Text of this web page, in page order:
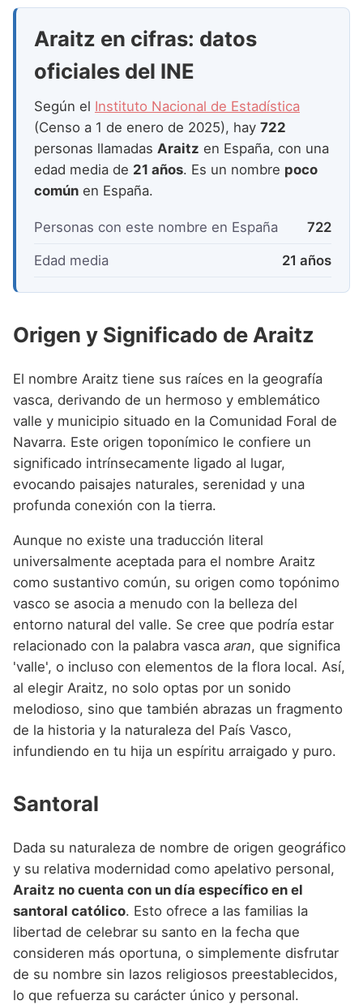
Nombres de Niña que empiezan por X
Nombres de Niña que empiezan por Y
Nombres de Niña que empiezan por Z
Araitz en cifras: datos
oficiales del INE
Según el Instituto Nacional de Estadística
(Censo a 1 de enero de 2025), hay 722
personas llamadas Araitz en España, con una
edad media de 21 años. Es un nombre poco
común en España.
Personas con este nombre en España 722
Edad media 21 años
Origen y Significado de Araitz
El nombre Araitz tiene sus raíces en la geografía
vasca, derivando de un hermoso y emblemático
valle y municipio situado en la Comunidad Foral de
Navarra. Este origen toponímico le confiere un
significado intrínsecamente ligado al lugar,
evocando paisajes naturales, serenidad y una
profunda conexión con la tierra.
Aunque no existe una traducción literal
universalmente aceptada para el nombre Araitz
como sustantivo común, su origen como topónimo
vasco se asocia a menudo con la belleza del
entorno natural del valle. Se cree que podría estar
relacionado con la palabra vasca aran, que significa
'valle', o incluso con elementos de la flora local. Así,
al elegir Araitz, no solo optas por un sonido
melodioso, sino que también abrazas un fragmento
de la historia y la naturaleza del País Vasco,
infundiendo en tu hija un espíritu arraigado y puro.
Santoral
Dada su naturaleza de nombre de origen geográfico
y su relativa modernidad como apelativo personal,
Araitz no cuenta con un día específico en el
santoral católico. Esto ofrece a las familias la
libertad de celebrar su santo en la fecha que
consideren más oportuna, o simplemente disfrutar
de su nombre sin lazos religiosos preestablecidos,
lo que refuerza su carácter único y personal.